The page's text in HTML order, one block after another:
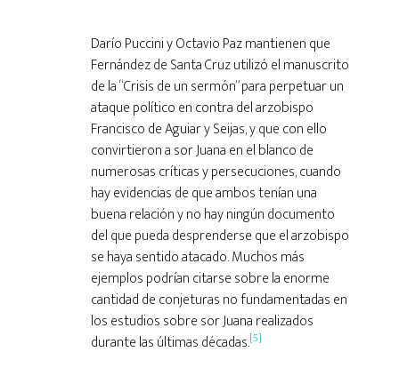
Darío Puccini y Octavio Paz mantienen que
Fernández de Santa Cruz utilizó el manuscrito
de la “Crisis de un sermón” para perpetuar un
ataque político en contra del arzobispo
Francisco de Aguiar y Seijas, y que con ello
convirtieron a sor Juana en el blanco de
numerosas críticas y persecuciones, cuando
hay evidencias de que ambos tenían una
buena relación y no hay ningún documento
del que pueda desprenderse que el arzobispo
se haya sentido atacado. Muchos más
ejemplos podrían citarse sobre la enorme
cantidad de conjeturas no fundamentadas en
los estudios sobre sor Juana realizados
durante las últimas décadas.[5]